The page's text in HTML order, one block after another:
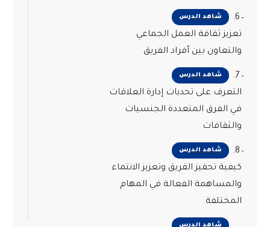
شاهد الدرس
6.
تعزيز ثقافة العمل الجماعي
والتعاون بين أفراد الفريق
شاهد الدرس
7.
التعرف على تحديات إدارة العلاقات
في الفرق المتعددة الجنسيات
والثقافات
شاهد الدرس
8.
كيفية تحفيز الفريق وتعزيز الانتماء
والمساهمة الفعالة في المهام
المختلفة
شاهد الدرس